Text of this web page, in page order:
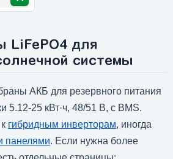
LiFePO4 для
системы
АКБ для резервного питания
5.12-25 кВт·ч, 48/51 В, с BMS.
гибридным инверторам, иногда
панелями. Если нужна более